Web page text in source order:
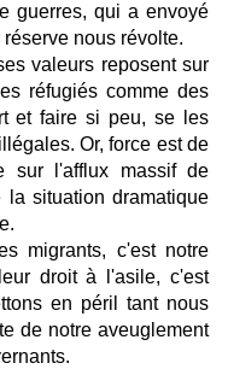
guerres, qui a envoyé
nous révolte.
valeurs reposent sur
réfugiés comme des
et faire si peu, se les
Or, force est de
sur l'afflux massif de
situation dramatique
migrants, c'est notre
droit à l'asile, c'est
en péril tant nous
de notre aveuglement